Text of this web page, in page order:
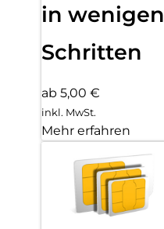
in wenigen
Schritten
ab 5,00 €
inkl. MwSt.
Mehr erfahren